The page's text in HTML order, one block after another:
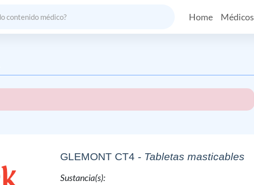
Home Médicos
GLEMONT CT4 - Tabletas masticables
Sustancia(s):